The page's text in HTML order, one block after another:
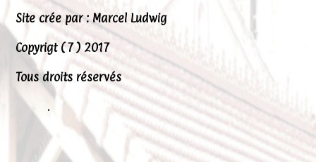
Site crée par : Marcel Ludwig
Copyrigt ( 7 ) 2017
Tous droits réservés
.